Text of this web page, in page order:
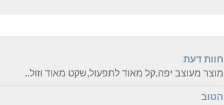
חוות דעת
מוצר מעוצב יפה,קל מאוד לתפעול,שקט מאוד וזול..
הטוב